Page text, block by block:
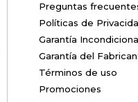
Preguntas
Políticas de
Garantía
Garantía del
Términos de uso
Promociones